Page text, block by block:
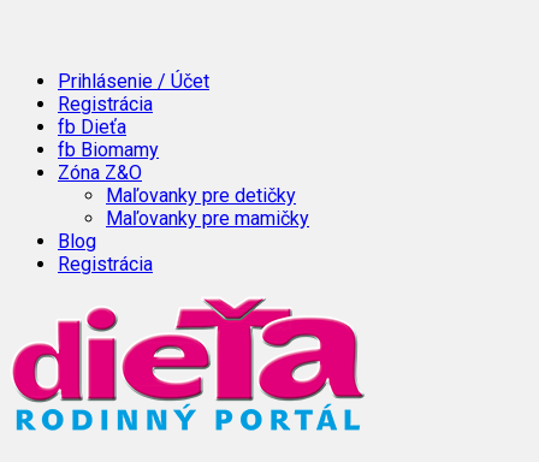
Prihlásenie / Účet
Registrácia
fb Dieťa
fb Biomamy
Zóna Z&O
Maľovanky pre detičky
Maľovanky pre mamičky
Blog
Registrácia